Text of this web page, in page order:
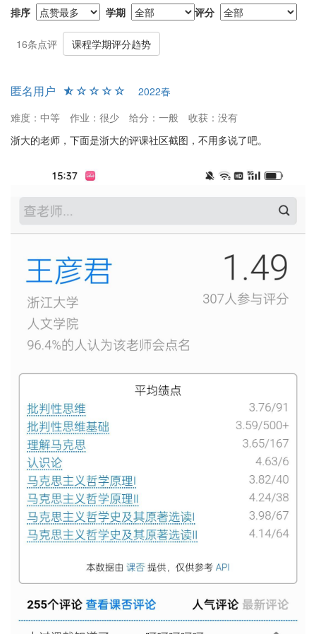
总结
这门课适合以获取学分或刷GPA为目标的同学，但对于期望深入学
习批判性思维或不愿忍受无趣课堂的学生则不推荐选修。课程内容
总体而言，适合作为相对简单的学分课程来选修，但期望值不宜过
高。
排序 学期 评分
16条点评 课程学期评分趋势
匿名用户
2022春
难度：中等
作业：很少 给分：一般
收获：没有
浙大的老师，下面是浙大的评课社区截图，不用多说了吧。